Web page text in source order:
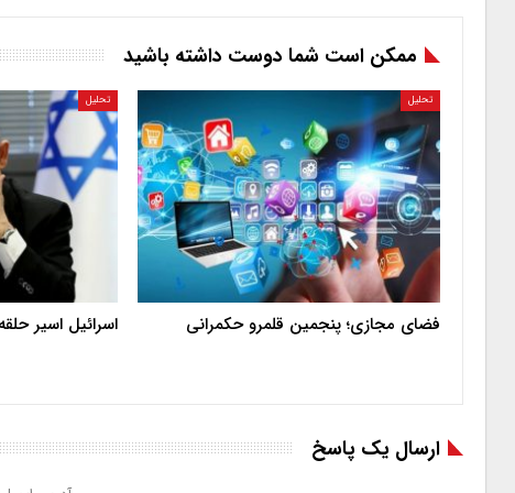
ممکن است شما دوست داشته باشید
تحلیل
فضای مجازی؛ پنجمین قلمرو حکمرانی
تحلیل
اسرائیل اسیر
ارسال یک پاسخ